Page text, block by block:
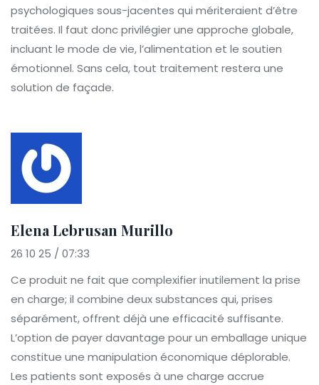
psychologiques sous-jacentes qui mériteraient d’être
traitées. Il faut donc privilégier une approche globale,
incluant le mode de vie, l’alimentation et le soutien
émotionnel. Sans cela, tout traitement restera une
solution de façade.
Elena Lebrusan Murillo
26 10 25 / 07:33
Ce produit ne fait que complexifier inutilement la prise
en charge; il combine deux substances qui, prises
séparément, offrent déjà une efficacité suffisante.
L’option de payer davantage pour un emballage unique
constitue une manipulation économique déplorable.
Les patients sont exposés à une charge accrue